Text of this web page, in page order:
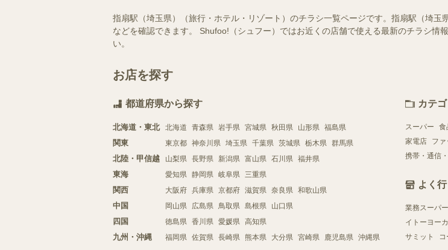
指扇駅（埼玉県）（旅行・ホテル・リゾート）のチラシ一覧ページです。指扇駅（埼
などを確認できます。 Shufoo!（シュフー）ではお近くの店舗で使える最新のチラシ情
い。
お店を探す
都道府県から探す
北海道・東北 北海道 青森県 岩手県 宮城県 秋田県 山形県 福島県
関東 東京都 神奈川県 埼玉県 千葉県 茨城県 栃木県 群馬県
北陸・甲信越 山梨県 長野県 新潟県 富山県 石川県 福井県
東海 愛知県 静岡県 岐阜県 三重県
関西 大阪府 兵庫県 京都府 滋賀県 奈良県 和歌山県
中国 岡山県 広島県 鳥取県 島根県 山口県
四国 徳島県 香川県 愛媛県 高知県
九州・沖縄 福岡県 佐賀県 長崎県 熊本県 大分県 宮崎県 鹿児島県 沖縄県
カテ
スーパー 食
家電店
ファ
携帯・通信
よく
業務スーパー
イトーヨー
サミット